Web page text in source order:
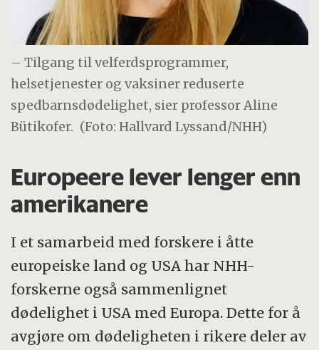
– Tilgang til velferdsprogrammer,
helsetjenester og vaksiner reduserte
spedbarnsdødelighet, sier professor Aline
Bütikofer. (Foto: Hallvard Lyssand/NHH)
Europeere lever lenger enn
amerikanere
I et samarbeid med forskere i åtte
europeiske land og USA har NHH-
forskerne også sammenlignet
dødelighet i USA med Europa. Dette for å
avgjøre om dødeligheten i rikere deler av